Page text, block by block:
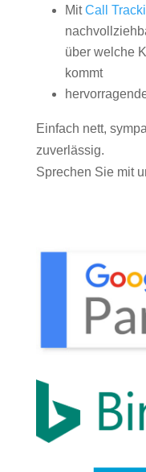
MitCall
über welche
kommt
Einfach nett,
zuverlässig.
Sprechen Sie mit